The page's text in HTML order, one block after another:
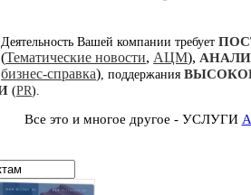
Деятельность Вашей компании требует
(Тематические новости, АЦМ),
бизнес-справка), поддержания
(PR).
Все это и многое другое - УСЛУГИ